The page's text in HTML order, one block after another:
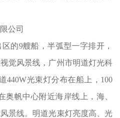
公司
区的9艘船，半弧型一字排开，
觉风景线，广州市明道灯光科
440W光束灯分布在船上，100
奥帆中心附近海岸线上，海、
景线。明道光束灯亮度高、光